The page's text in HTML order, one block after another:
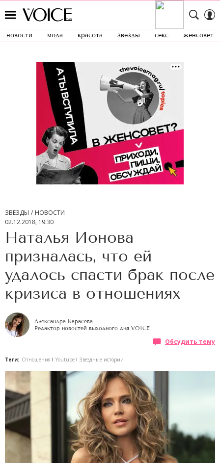
новости мода красота звезды секс женсовет
ЗВЕЗДЫ
НОВОСТИ
02.12.2018, 19:30
Наталья Ионова
призналась, что ей
удалось спасти брак после
кризиса в отношениях
Александра Карасева
Редактор новостей выходного дня VOICE
Обсудить тему
Теги: Отношения Youtube Звездные истории